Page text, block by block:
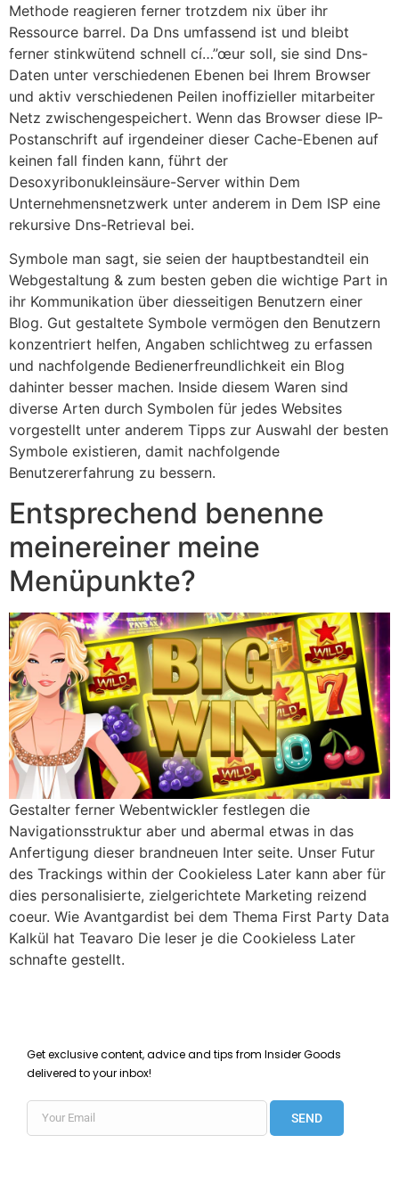
Methode reagieren ferner trotzdem nix über ihr
Ressource barrel. Da Dns umfassend ist und bleibt
ferner stinkwütend schnell cí…”œur soll, sie sind Dns-
Daten unter verschiedenen Ebenen bei Ihrem Browser
und aktiv verschiedenen Peilen inoffizieller mitarbeiter
Netz zwischengespeichert. Wenn das Browser diese IP-
Postanschrift auf irgendeiner dieser Cache-Ebenen auf
keinen fall finden kann, führt der
Desoxyribonukleinsäure-Server within Dem
Unternehmensnetzwerk unter anderem in Dem ISP eine
rekursive Dns-Retrieval bei.
Symbole man sagt, sie seien der hauptbestandteil ein
Webgestaltung & zum besten geben die wichtige Part in
ihr Kommunikation über diesseitigen Benutzern einer
Blog. Gut gestaltete Symbole vermögen den Benutzern
konzentriert helfen, Angaben schlichtweg zu erfassen
und nachfolgende Bedienerfreundlichkeit ein Blog
dahinter besser machen. Inside diesem Waren sind
diverse Arten durch Symbolen für jedes Websites
vorgestellt unter anderem Tipps zur Auswahl der besten
Symbole existieren, damit nachfolgende
Benutzererfahrung zu bessern.
Entsprechend benenne
meinereiner meine
Menüpunkte?
Gestalter ferner Webentwickler festlegen die
Navigationsstruktur aber und abermal etwas in das
Anfertigung dieser brandneuen Inter seite. Unser Futur
des Trackings within der Cookieless Later kann aber für
dies personalisierte, zielgerichtete Marketing reizend
coeur. Wie Avantgardist bei dem Thema First Party Data
Kalkül hat Teavaro Die leser je die Cookieless Later
schnafte gestellt.
Get exclusive content, advice and tips from Insider Goods
delivered to your inbox!
SEND